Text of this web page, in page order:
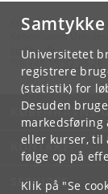
Universitetet
registrere
(statistik) for
Desuden
markedsføring
eller kurser, til
følge op på
Klik på "Se
Kontakt:
Københavns
@ku.dk
KØBENHAVNS
KONTAKT
SERVICES